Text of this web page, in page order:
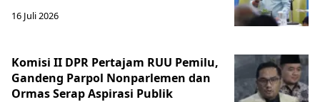
16 Juli 2026
Komisi II DPR Pertajam RUU Pemilu,
Gandeng Parpol Nonparlemen dan
Ormas Serap Aspirasi Publik